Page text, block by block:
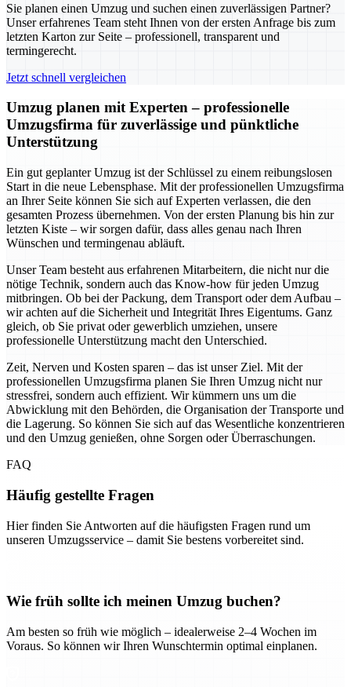
Sie planen einen Umzug und suchen einen zuverlässigen Partner?
Unser erfahrenes Team steht Ihnen von der ersten Anfrage bis zum
letzten Karton zur Seite – professionell, transparent und
termingerecht.
Jetzt schnell vergleichen
Umzug planen mit Experten – professionelle
Umzugsfirma für zuverlässige und pünktliche
Unterstützung
Ein gut geplanter Umzug ist der Schlüssel zu einem reibungslosen
Start in die neue Lebensphase. Mit der professionellen Umzugsfirma
an Ihrer Seite können Sie sich auf Experten verlassen, die den
gesamten Prozess übernehmen. Von der ersten Planung bis hin zur
letzten Kiste – wir sorgen dafür, dass alles genau nach Ihren
Wünschen und termingenau abläuft.
Unser Team besteht aus erfahrenen Mitarbeitern, die nicht nur die
nötige Technik, sondern auch das Know-how für jeden Umzug
mitbringen. Ob bei der Packung, dem Transport oder dem Aufbau –
wir achten auf die Sicherheit und Integrität Ihres Eigentums. Ganz
gleich, ob Sie privat oder gewerblich umziehen, unsere
professionelle Unterstützung macht den Unterschied.
Zeit, Nerven und Kosten sparen – das ist unser Ziel. Mit der
professionellen Umzugsfirma planen Sie Ihren Umzug nicht nur
stressfrei, sondern auch effizient. Wir kümmern uns um die
Abwicklung mit den Behörden, die Organisation der Transporte und
die Lagerung. So können Sie sich auf das Wesentliche konzentrieren
und den Umzug genießen, ohne Sorgen oder Überraschungen.
FAQ
Häufig gestellte Fragen
Hier finden Sie Antworten auf die häufigsten Fragen rund um
unseren Umzugsservice – damit Sie bestens vorbereitet sind.
Wie früh sollte ich meinen Umzug buchen?
Am besten so früh wie möglich – idealerweise 2–4 Wochen im
Voraus. So können wir Ihren Wunschtermin optimal einplanen.